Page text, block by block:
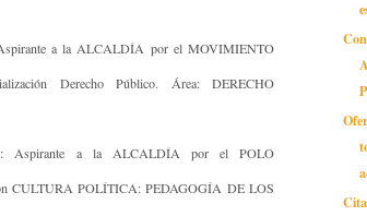
a la ALCALDÍA por el MOVIMIENTO
Derecho Público. Área: DERECHO
Aspirante a la ALCALDÍA por el POLO
CULTURA POLÍTICA: PEDAGOGÍA DE LOS